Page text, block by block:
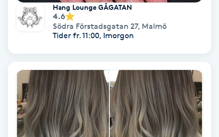
Fransborttagning
Fransfärgning
Fransförlängning Megavolym
Fransförlängning Volym
Hang Lounge GÅGATAN
4.6
Södra Förstadsgatan 27, Malmö
Tider fr. 11:00, Imorgon